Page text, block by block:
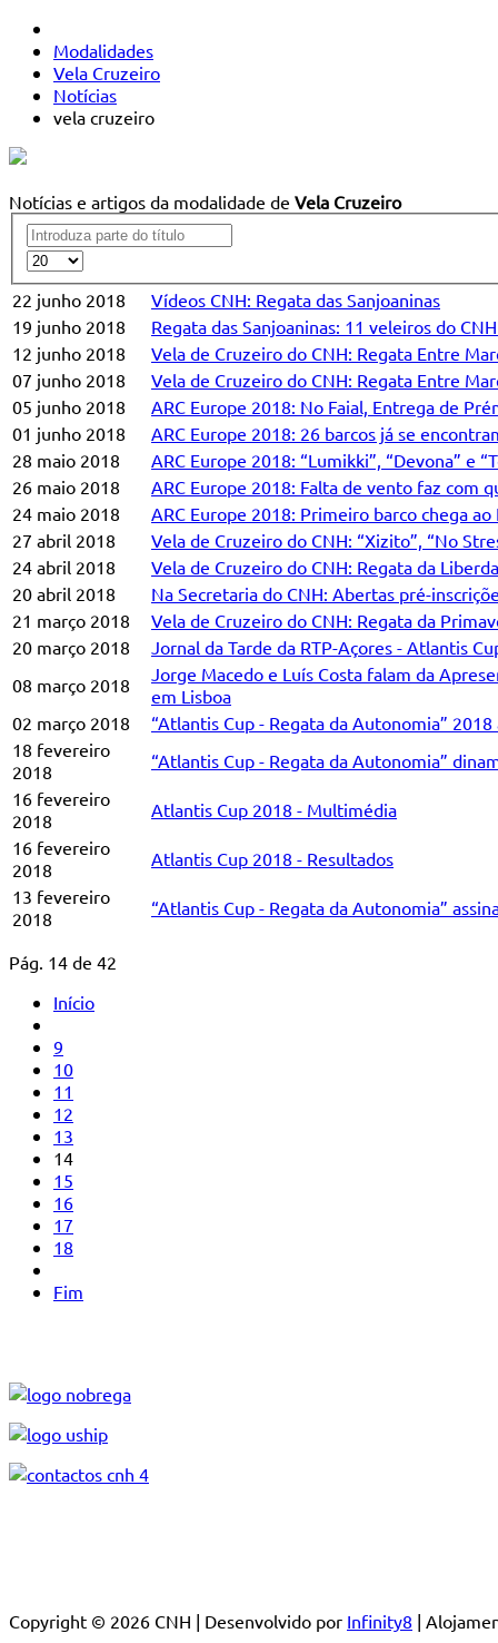
Modalidades
Vela Cruzeiro
Notícias
vela cruzeiro
Notícias e artigos da modalidade de Vela Cruzeiro
22 junho 2018
Vídeos CNH: Regata das Sanjoaninas
19 junho 2018
Regata das Sanjoaninas: 11 veleiros do
12 junho 2018
Vela de Cruzeiro do CNH: Regata Entre
07 junho 2018
Vela de Cruzeiro do CNH: Regata Entre
05 junho 2018
ARC Europe 2018: No Faial, Entrega de
01 junho 2018
ARC Europe 2018: 26 barcos já se
28 maio 2018
ARC Europe 2018: “Lumikki”, “Devona” e
26 maio 2018
ARC Europe 2018: Falta de vento faz com
24 maio 2018
ARC Europe 2018: Primeiro barco chega
27 abril 2018
Vela de Cruzeiro do CNH: “Xizito”, “No
24 abril 2018
Vela de Cruzeiro do CNH: Regata da
20 abril 2018
Na Secretaria do CNH: Abertas pré-
21 março 2018
Vela de Cruzeiro do CNH: Regata da
20 março 2018
Jornal da Tarde da RTP-Açores - Atlantis
08 março 2018
Jorge Macedo e Luís Costa falam da
em Lisboa
02 março 2018
“Atlantis Cup - Regata da Autonomia”
18 fevereiro
2018
“Atlantis Cup - Regata da Autonomia”
16 fevereiro
2018
Atlantis Cup 2018 - Multimédia
16 fevereiro
2018
Atlantis Cup 2018 - Resultados
13 fevereiro
2018
“Atlantis Cup - Regata da Autonomia”
Pág. 14 de 42
Início
9
10
11
12
13
14
15
16
17
18
Fim
Copyright © 2026 CNH | Desenvolvido por Infinity8 |